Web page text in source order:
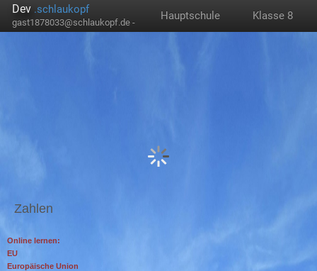
Dev .schlaukopf
gast1878033@schlaukopf.de -
Hauptschule Klasse 8
Zahlen
Online lernen:
EU
Europäische Union